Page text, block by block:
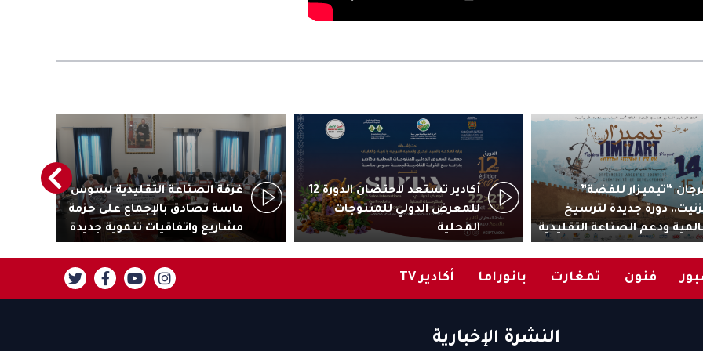
“تيميزار للفضة”
دورة جديدة لترسيخ
ودعم الصناعة التقليدية
أكادير تستعد لاحتضان الدورة 12
للمعرض الدولي للمنتوجات
المحلية
غرفة الصناعة التقليدية لسوس
ماسة تصادق بالإجماع على حزمة
مشاريع واتفاقيات تنموية جديدة
فنون تمغارت بانوراما أكادير TV
النشرة الإخبارية